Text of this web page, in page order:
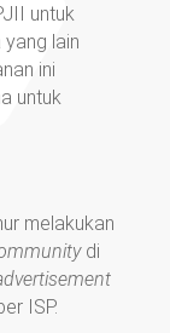
untuk
lain
ini
untuk
melakukan
di
ISP.